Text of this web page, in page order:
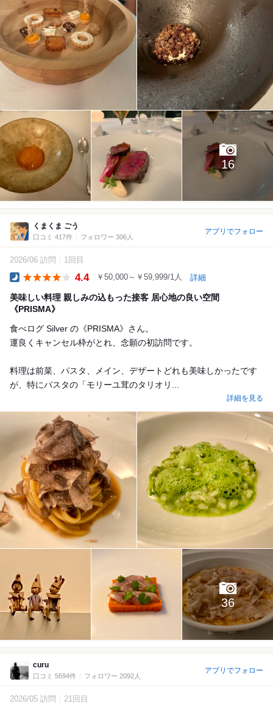
16
くまくま ごう
口コミ 417件 フォロワー 306人
アプリでフォロー
2026/06 訪問 1回目
4.4 ￥50,000～￥59,999/1人 詳細
美味しい料理 親しみの込もった接客 居心地の良い空間
《PRISMA》
食べログ Silver の《PRISMA》さん。
運良くキャンセル枠がとれ、念願の初訪問です。
料理は前菜、パスタ、メイン、デザートどれも美味しかったです
が、特にパスタの「モリーユ茸のタリオリ...
詳細を見る
36
curu
口コミ 5694件 フォロワー 2092人
アプリでフォロー
2026/05 訪問 21回目